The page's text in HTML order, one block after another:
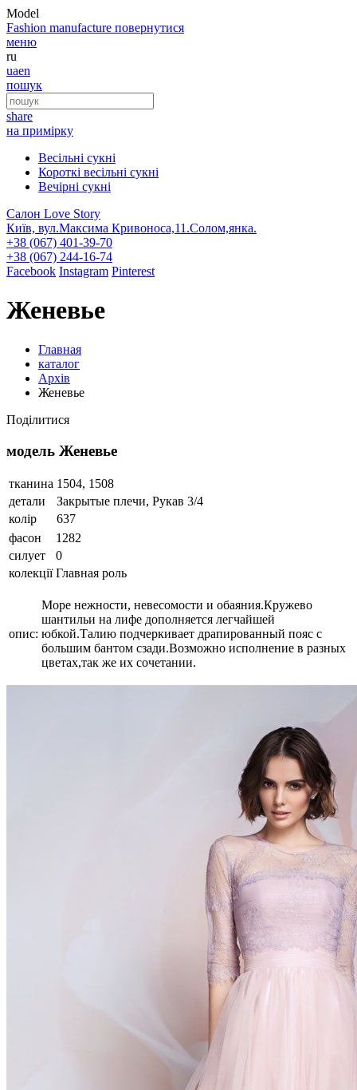
Model
Fashion manufacture повернутися
меню
ru
uaen
пошук
share
на примірку
Весільні сукні
Короткі весільні сукні
Вечірні сукні
Салон Love Story
Київ, вул.Максима Кривоноса,11.Солом,янка.
+38 (067) 401-39-70
+38 (067) 244-16-74
Facebook Instagram Pinterest
Женевье
Главная
каталог
Архів
Женевье
Поділитися
модель Женевье
тканина 1504, 1508
детали
Закрытые плечи, Рукав 3/4
колір
637
фасон
1282
силует
0
колекції Главная роль
опис:
Море нежности, невесомости и обаяния.Кружево
шантильи на лифе дополняется легчайшей
юбкой.Талию подчеркивает драпированный пояс с
большим бантом сзади.Возможно исполнение в разных
цветах,так же их сочетании.